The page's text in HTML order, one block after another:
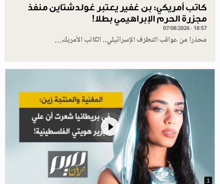
كاتب أمريكي: بن غفير يعتبر غولدشتاين منفذ
مجزرة الحرم الإبراهيمي بطلا!
07/08/2026 - 18:57
محذرا من عواقب التطرّف الإسرائيلي.. الكاتب الأمريك…
1